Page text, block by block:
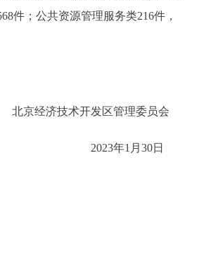
件；公共资源管理服务类216件，
北京经济技术开发区管理委员会
2023年1月30日